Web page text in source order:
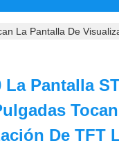
La Pantalla De
La Pantalla
De TFT